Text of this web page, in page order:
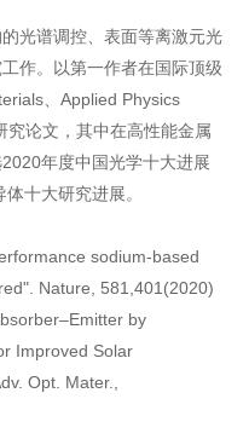
光谱调控、表面等离激元光
作。以第一作者在国际顶级
、Applied Physics
究论文，其中在高性能金属
年度中国光学十大进展
十大研究进展。
sodium-based
Nature, 581,401(2020)
by
Improved Solar
Opt. Mater.,